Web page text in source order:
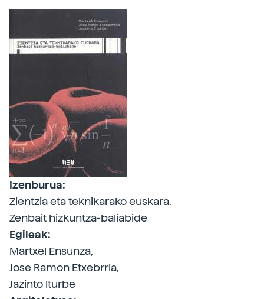
Izenburua:
Zientzia eta teknikarako euskara.
Zenbait hizkuntza-baliabide
Egileak:
Martxel Ensunza,
Jose Ramon Etxebrria,
Jazinto Iturbe